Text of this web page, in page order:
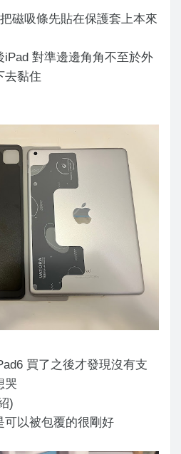
磁吸條先貼在保護套上本來
對準邊邊角角不至於外
去黏住
買了之後才發現沒有支
哭
)
可以被包覆的很剛好